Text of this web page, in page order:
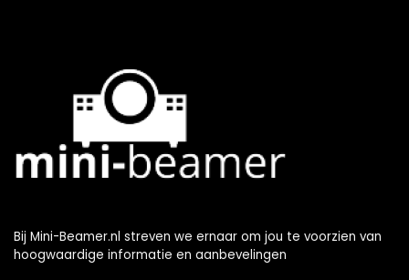
Bij Mini-Beamer.nl streven we ernaar om jou te voorzien van
hoogwaardige informatie en aanbevelingen